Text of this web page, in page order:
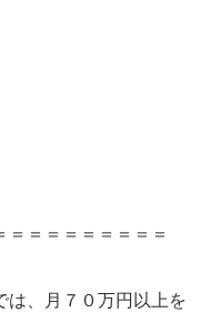
＝＝＝＝＝＝＝＝＝
は、月７０万円以上を